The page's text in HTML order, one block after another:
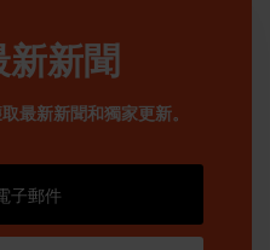
新聞
最新新聞和獨家更新。